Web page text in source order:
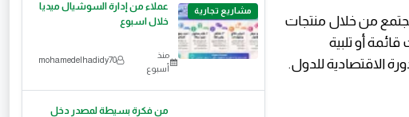
من خلال منتجات
أو تلبية
الاقتصادية للدول.
مشاريع تجارية
عملاء من إدارة السوشيال ميديا
خلال اسبوع
منذ
أسبوع
mohamedelhadidy70
من فكرة بسيطة لمصدر دخل